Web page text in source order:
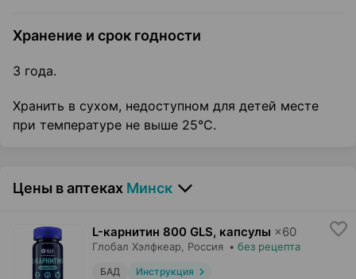
Хранение и срок годности
3 года.
Хранить в сухом, недоступном для детей месте
при температуре не выше 25°С.
Цены в аптеках Минск
L-карнитин 800 GLS, капсулы ×60
Глобал Хэлфкеар, Россия • без рецепта
БАД Инструкция